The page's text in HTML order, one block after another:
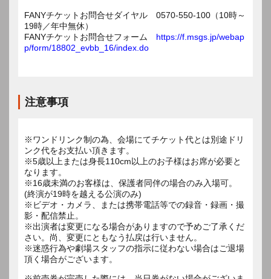
FANYチケットお問合せダイヤル 0570-550-100（10時～
19時／年中無休）
FANYチケットお問合せフォーム https://f.msgs.jp/webap
p/form/18802_evbb_16/index.do
注意事項
※ワンドリンク制の為、会場にてチケット代とは別途ドリ
ンク代をお支払い頂きます。
※5歳以上または身長110cm以上のお子様はお席が必要と
なります。
※16歳未満のお客様は、保護者同伴の場合のみ入場可。
(終演が19時を越える公演のみ)
※ビデオ・カメラ、または携帯電話等での録音・録画・撮
影・配信禁止。
※出演者は変更になる場合がありますので予めご了承くだ
さい。尚、変更にともなう払戻は行いません。
※迷惑行為や劇場スタッフの指示に従わない場合はご退場
頂く場合がございます。